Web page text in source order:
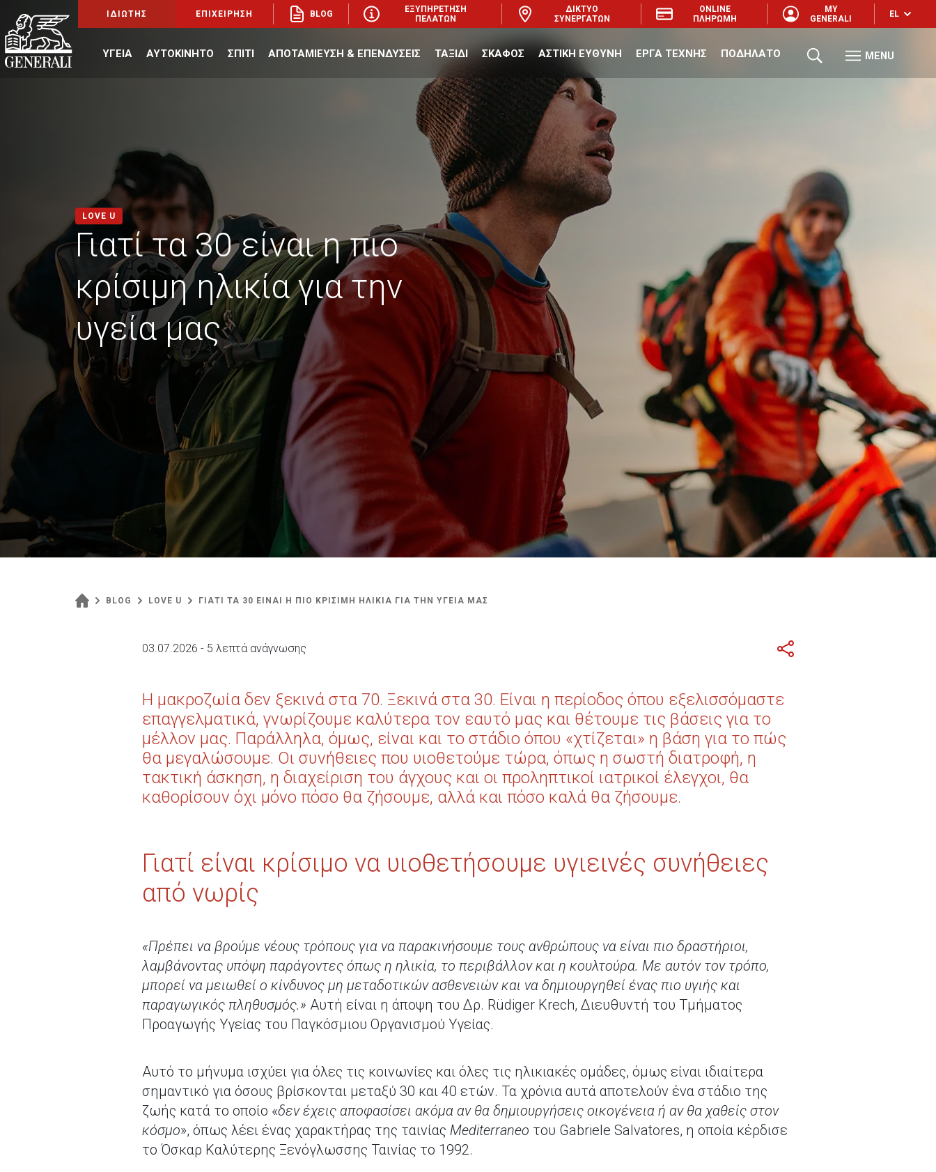
ΙΔΙΩΤΗΣ ΕΠΙΧΕΙΡΗΣΗ BLOG
ΕΞΥΠΗΡΕΤΗΣΗ
ΠΕΛΑΤΩΝ
ΔΙΚΤΥΟ
ΣΥΝΕΡΓΑΤΩΝ
ONLINE
ΠΛΗΡΩΜΗ
MY
GENERALI
EL
ΥΓΕΙΑ ΑΥΤΟΚΙΝΗΤΟ ΣΠΙΤΙ ΑΠΟΤΑΜΙΕΥΣΗ & ΕΠΕΝΔΥΣΕΙΣ ΤΑΞΙΔΙ ΣΚΑΦΟΣ ΑΣΤΙΚΗ ΕΥΘΥΝΗ ΕΡΓΑ ΤΕΧΝΗΣ ΠΟΔΗΛΑΤΟ
LOVE U
Γιατί τα 30 είναι η πιο
κρίσιμη ηλικία για την
υγεία μας
BLOG LOVE U ΓΙΑΤΙ ΤΑ 30 ΕΙΝΑΙ Η ΠΙΟ ΚΡΙΣΙΜΗ ΗΛΙΚΙΑ ΓΙΑ ΤΗΝ ΥΓΕΙΑ ΜΑΣ
03.07.2026 - 5 λεπτά ανάγνωσης
Η μακροζωία δεν ξεκινά στα 70. Ξεκινά στα 30. Είναι η περίοδος όπου εξελισσόμαστε
επαγγελματικά, γνωρίζουμε καλύτερα τον εαυτό μας και θέτουμε τις βάσεις για το
μέλλον μας. Παράλληλα, όμως, είναι και το στάδιο όπου «χτίζεται» η βάση για το πώς
θα μεγαλώσουμε. Οι συνήθειες που υιοθετούμε τώρα, όπως η σωστή διατροφή, η
τακτική άσκηση, η διαχείριση του άγχους και οι προληπτικοί ιατρικοί έλεγχοι, θα
καθορίσουν όχι μόνο πόσο θα ζήσουμε, αλλά και πόσο καλά θα ζήσουμε.
Γιατί είναι κρίσιμο να υιοθετήσουμε υγιεινές συνήθειες
από νωρίς
«Πρέπει να βρούμε νέους τρόπους για να παρακινήσουμε τους ανθρώπους να είναι πιο δραστήριοι,
λαμβάνοντας υπόψη παράγοντες όπως η ηλικία, το περιβάλλον και η κουλτούρα. Με αυτόν τον τρόπο,
μπορεί να μειωθεί ο κίνδυνος μη μεταδοτικών ασθενειών και να δημιουργηθεί ένας πιο υγιής και
παραγωγικός πληθυσμός.» Αυτή είναι η άποψη του Δρ. Rüdiger Krech, Διευθυντή του Τμήματος
Προαγωγής Υγείας του Παγκόσμιου Οργανισμού Υγείας.
Αυτό το μήνυμα ισχύει για όλες τις κοινωνίες και όλες τις ηλικιακές ομάδες, όμως είναι ιδιαίτερα
σημαντικό για όσους βρίσκονται μεταξύ 30 και 40 ετών. Τα χρόνια αυτά αποτελούν ένα στάδιο της
ζωής κατά το οποίο «δεν έχεις αποφασίσει ακόμα αν θα δημιουργήσεις οικογένεια ή αν θα χαθείς στον
κόσμο», όπως λέει ένας χαρακτήρας της ταινίας Mediterraneo του Gabriele Salvatores, η οποία κέρδισε
το Όσκαρ Καλύτερης Ξενόγλωσσης Ταινίας το 1992.